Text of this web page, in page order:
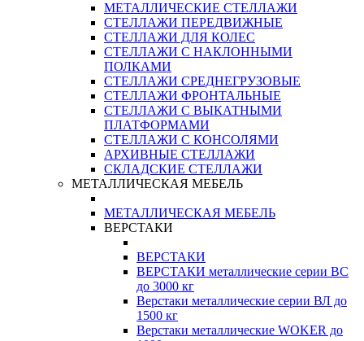
МЕТАЛЛИЧЕСКИЕ СТЕЛЛАЖИ
СТЕЛЛАЖИ ПЕРЕДВИЖНЫЕ
СТЕЛЛАЖИ ДЛЯ КОЛЕС
СТЕЛЛАЖИ С НАКЛОННЫМИ
ПОЛКАМИ
СТЕЛЛАЖИ СРЕДНЕГРУЗОВЫЕ
СТЕЛЛАЖИ ФРОНТАЛЬНЫЕ
СТЕЛЛАЖИ С ВЫКАТНЫМИ
ПЛАТФОРМАМИ
СТЕЛЛАЖИ С КОНСОЛЯМИ
АРХИВНЫЕ СТЕЛЛАЖИ
СКЛАДСКИЕ СТЕЛЛАЖИ
МЕТАЛЛИЧЕСКАЯ МЕБЕЛЬ
МЕТАЛЛИЧЕСКАЯ МЕБЕЛЬ
ВЕРСТАКИ
ВЕРСТАКИ
ВЕРСТАКИ металлические серии ВС
до 3000 кг
Верстаки металлические серии ВЛ до
1500 кг
Верстаки металлические WOKER до